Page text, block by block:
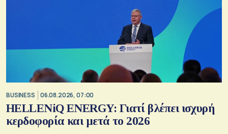
BUSINESS 06.08.2026, 07:00
HELLENiQ ENERGY: Γιατί βλέπει ισχυρή
κερδοφορία και μετά το 2026